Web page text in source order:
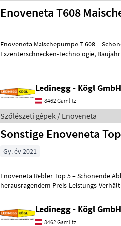
Enoveneta T608
Enoveneta Maischepumpe T 608 –
Exzenterschnecken-Technologie, Baujahr 2026 Beschreibung: Die
Ledinegg - Kögl
8462 Gamlitz
Szőlészeti gépek / Enoveneta
Sonstige Enoveneta
Gy. év 2021
Enoveneta Rebler Top 5 – Schonende
herausragendem Preis-Leistungs-Verhältnis
Ledinegg - Kögl
8462 Gamlitz